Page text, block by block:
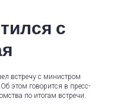
с
встречу с министром
этом говорится в пресс-
по итогам встречи.